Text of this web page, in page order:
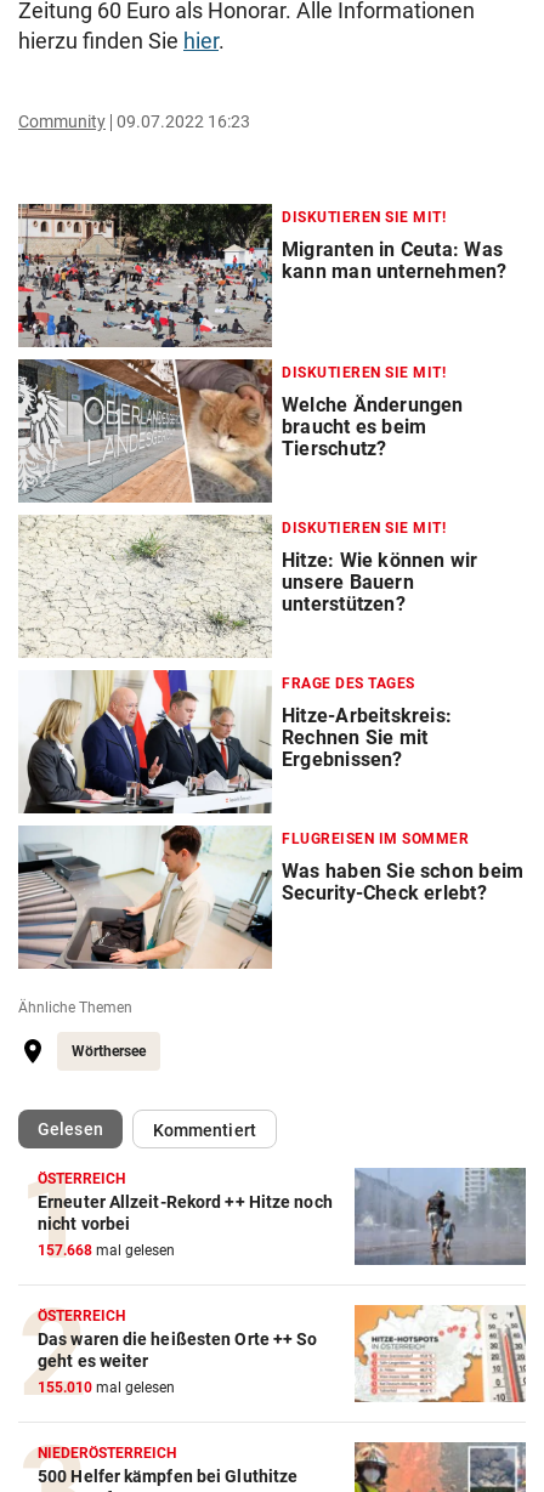
Zeitung 60 Euro als Honorar. Alle Informationen
hierzu finden Sie hier.
Community 09.07.2022 16:23
DISKUTIEREN SIE MIT!
Migranten in Ceuta: Was
kann man unternehmen?
DISKUTIEREN SIE MIT!
Welche Änderungen
braucht es beim
Tierschutz?
DISKUTIEREN SIE MIT!
Hitze: Wie können wir
unsere Bauern
unterstützen?
FRAGE DES TAGES
Hitze-Arbeitskreis:
Rechnen Sie mit
Ergebnissen?
FLUGREISEN IM SOMMER
Was haben Sie schon beim
Security-Check erlebt?
Ähnliche Themen
Wörthersee
Gelesen(ausgewählt)Kommentiert
ÖSTERREICH
Erneuter Allzeit-Rekord ++ Hitze noch
nicht vorbei
157.668 mal gelesen
ÖSTERREICH
Das waren die heißesten Orte ++ So
geht es weiter
155.010 mal gelesen
NIEDERÖSTERREICH
500 Helfer kämpfen bei Gluthitze